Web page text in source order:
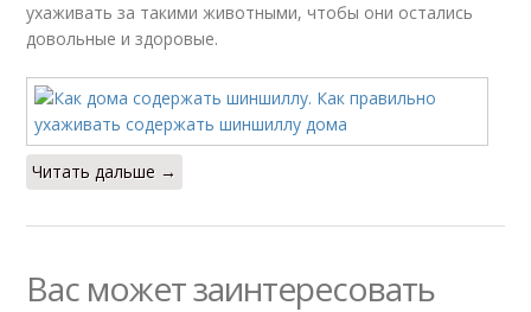
ухаживать за такими животными, чтобы они остались
довольные и здоровые.
Читать дальше →
Вас может заинтересовать